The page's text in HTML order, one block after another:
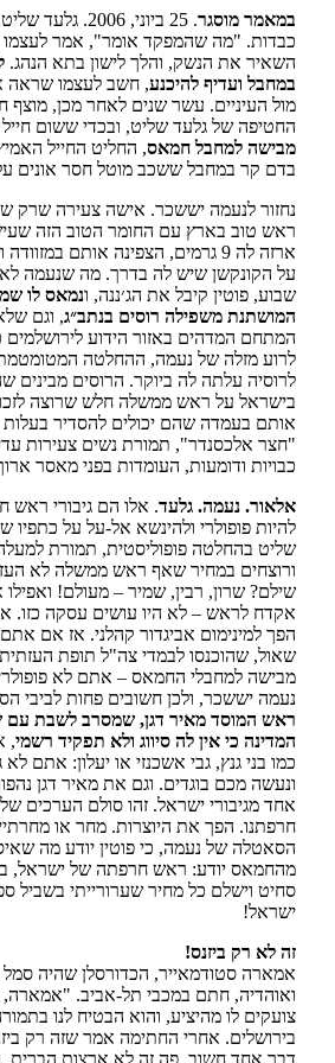
במאמר מוסגר
. 25 ביוני, 2006.
כבדות. "מה שהמפקד אומר", אמר לעצמו
השאיר את הנשק, והלך לישון בתא הנהג.
במחבל ועדיף להיכנע, חשב לעצמו שראה
מול העיניים. עשר שנים לאחר מכן, מוצף
החטיפה של גלעד שליט, ובכדי ששום חייל
מבישה למחבל חמאס, החליט החייל
בדם קר במחבל ששכב מוטל חסר אונים
נחזור לנעמה יששכר. אישה צעירה שרק
ראש טוב בארץ עם החומר הטוב הזה
ארזה לה 9 גרמים, הצפינה אותם
על הקונקשן שיש לה בדרך. מה שנעמה
שבוע, פוטין קיבל את הג׳ננה, ונמאס לו
המושתנת משפילה רוסים בנתב״ג, וגם
המתחם המדהים באזור הידוע לירושלמים
לרוע מזלה של נעמה, ההחלטה
לרוסיה עלתה לה ביוקר. הרוסים מבינים
בישראל על ראש ממשלה חלש שרוצה
אותם בעמדה שהם יכולים להסדיר
"חצר אלכסנדר", תמורת נשים צעירות
כבויות ודומעות, העומדות בפני מאסר
אלאור. נעמה. גלעד. אלו הם גיבורי ראש
להיות פופולרי ולהינשא אל-על על
שליט בהחלטה פופוליסטית, תמורת
ורוצחים במחיר שאף ראש ממשלה לא
שילם? שרון, רבין, שמיר – מעולם!
אקדח לראש – לא היו עושים עסקה כזו.
הפך למינימום אביגדור קהלני. אז אם אתם
שאול, שהוכנסו לבמדי צה"ל תופת העזתית
מבישה למחבלי החמאס – אתם לא
נעמה יששכר, ולכן חשובים פחות לביבי
ראש המוסד מאיר דגן, שמסרב לשבת עם
המדינה כי אין לה סיווג ולא תפקיד רשמי,
כמו בני גנץ, גבי אשכנזי או יעלון: אתם לא
ונעשה מכם בוגדים. וגם את מאיר דגן
אחד מגיבורי ישראל. זהו סולם הערכים
חרפתנו. הפך את היוצרות. מחר או
הסאטלה של נעמה, כי פוטין יודע מה
מהחמאס יודע: ראש חרפתה של ישראל,
סחיט וישלם כל מחיר שערורייתי בשביל
ישראל!
זה לא רק ביזנס!
אמארה סטודמאייר, הכדורסלן שהיה סמל
ואוהדיה, חתם במכבי תל-אביב.
צועקים לו מהיציע, והוא הבטיח לנו
בירושלים. אחרי החתימה אמר שזה רק
דבר אחד חשוב. פה זה לא ארצות הברית,